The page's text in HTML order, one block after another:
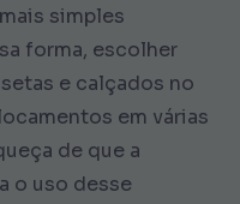
simples
forma, escolher
e calçados no
em várias
de que a
o uso desse